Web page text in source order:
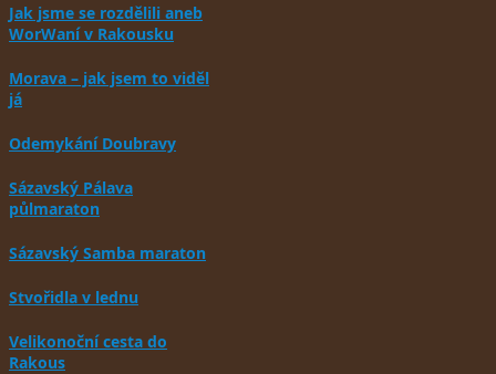
Jak jsme se rozdělili aneb
WorWaní v Rakousku
Morava – jak jsem to viděl
já
Odemykání Doubravy
Sázavský Pálava
půlmaraton
Sázavský Samba maraton
Stvořidla v lednu
Velikonoční cesta do
Rakous